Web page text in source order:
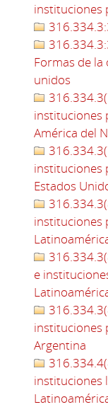
instituciones
Formas de
unidos
instituciones
América del
instituciones
Estados
instituciones
e
instituciones
Argentina
instituciones